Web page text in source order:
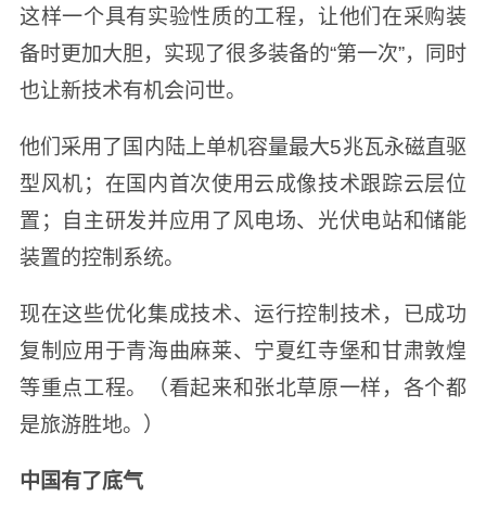
这样一个具有实验性质的工程，让他们在采购装
备时更加大胆，实现了很多装备的“第一次”，同时
也让新技术有机会问世。
他们采用了国内陆上单机容量最大5兆瓦永磁直驱
型风机；在国内首次使用云成像技术跟踪云层位
置；自主研发并应用了风电场、光伏电站和储能
装置的控制系统。
现在这些优化集成技术、运行控制技术，已成功
复制应用于青海曲麻莱、宁夏红寺堡和甘肃敦煌
等重点工程。（看起来和张北草原一样，各个都
是旅游胜地。）
中国有了底气